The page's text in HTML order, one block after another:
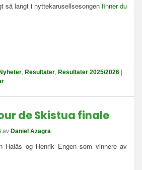
så langt i hyttekarusellsesongen finner du
Nyheter, Resultater, Resultater 2025/2026
de Skistua finale
av Daniel Azagra
Halås og Henrik Engen som vinnere av